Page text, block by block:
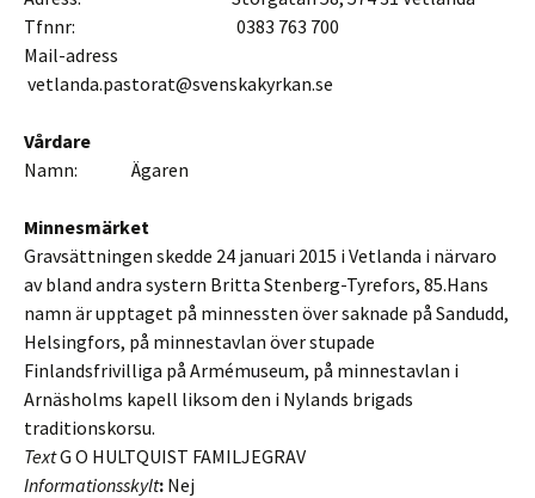
Tfnnr: 0383 763 700
Mail-adress
vetlanda.pastorat@svenskakyrkan.se
Vårdare
Namn: Ägaren
Minnesmärket
Gravsättningen skedde 24 januari 2015 i Vetlanda i närvaro
av bland andra systern Britta Stenberg-Tyrefors, 85.Hans
namn är upptaget på minnessten över saknade på Sandudd,
Helsingfors, på minnestavlan över stupade
Finlandsfrivilliga på Armémuseum, på minnestavlan i
Arnäsholms kapell liksom den i Nylands brigads
traditionskorsu.
TextG O HULTQUIST FAMILJEGRAV
Informationsskylt: Nej